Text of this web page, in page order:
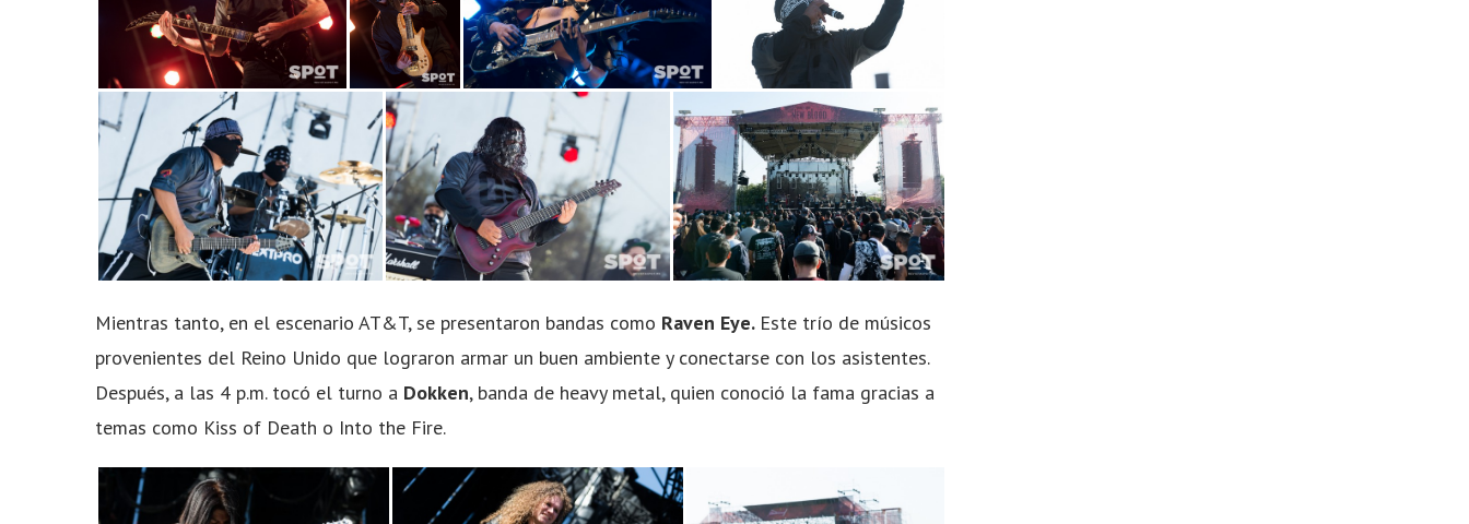
Mientras tanto, en el escenario AT&T, se presentaron bandas como Raven Eye. Este trío de músicos
provenientes del Reino Unido que lograron armar un buen ambiente y conectarse con los asistentes.
Después, a las 4 p.m. tocó el turno a Dokken, banda de heavy metal, quien conoció la fama gracias a
temas como Kiss of Death o Into the Fire.